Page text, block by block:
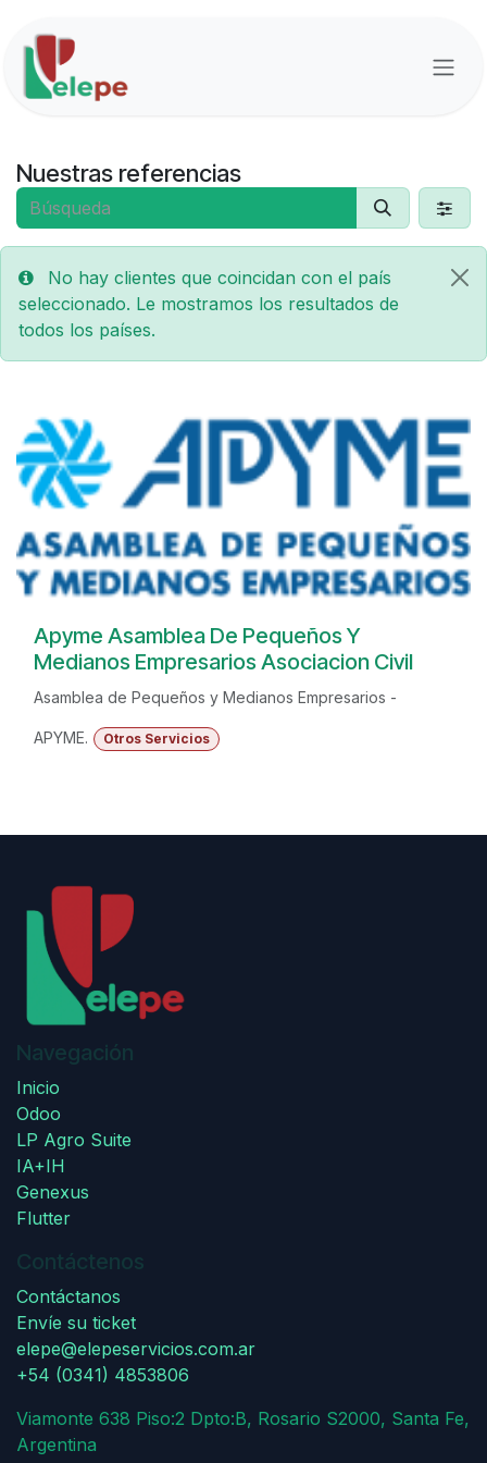
Nuestras referencias
No hay clientes que coincidan con el país
seleccionado. Le mostramos los resultados de
todos los países.
Apyme Asamblea De Pequeños Y
Medianos Empresarios Asociacion Civil
Asamblea de Pequeños y Medianos Empresarios -
APYME. Otros Servicios
Navegación
Inicio
Odoo
LP Agro Suite
IA+IH
Genexus
Flutter
Contáctenos
Contáctanos
Envíe su ticket
elepe@elepeservicios.com.ar
+54 (0341) 4853806
Viamonte 638 Piso:2 Dpto:B, Rosario S2000, Santa Fe,
Argentina